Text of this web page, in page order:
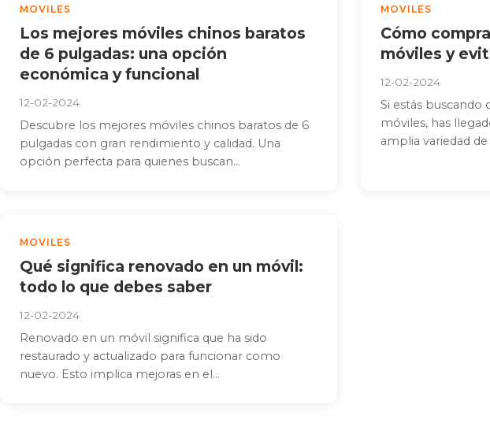
MOVILES
Los mejores móviles chinos baratos
de 6 pulgadas: una opción
económica y funcional
12-02-2024
Descubre los mejores móviles chinos baratos de 6
pulgadas con gran rendimiento y calidad. Una
opción perfecta para quienes buscan...
MOVILES
Cómo
móviles y
12-02-2024
Si estás buscando
móviles, has
amplia variedad
MOVILES
Qué significa renovado en un móvil:
todo lo que debes saber
12-02-2024
Renovado en un móvil significa que ha sido
restaurado y actualizado para funcionar como
nuevo. Esto implica mejoras en el...